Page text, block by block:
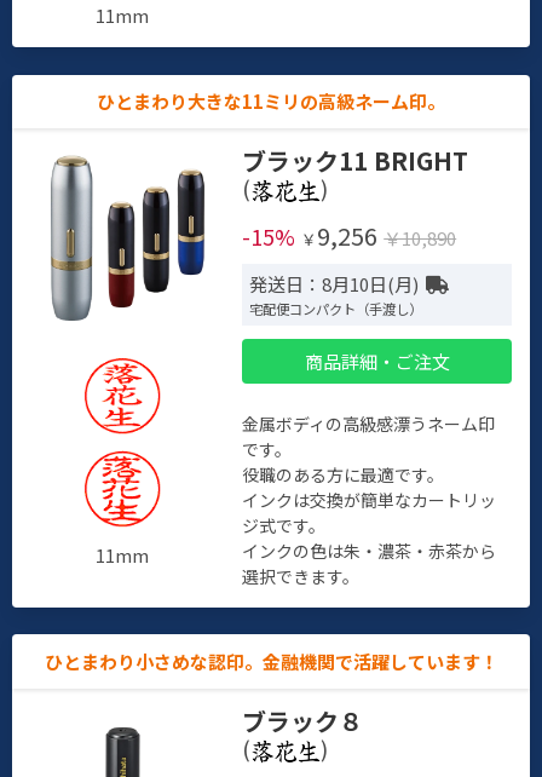
11mm
ひとまわり大きな11ミリの高級ネーム印。
11mm
ブラック11 BRIGHT
(
)
-15% ￥ 9,256 ￥10,890
発送日：8月10日(月)
宅配便コンパクト（手渡し）
商品詳細・ご注文
金属ボディの高級感漂うネーム印
です。
役職のある方に最適です。
インクは交換が簡単なカートリッ
ジ式です。
インクの色は朱・濃茶・赤茶から
選択できます。
ひとまわり小さめな認印。金融機関で活躍しています！
ブラック８
(
)